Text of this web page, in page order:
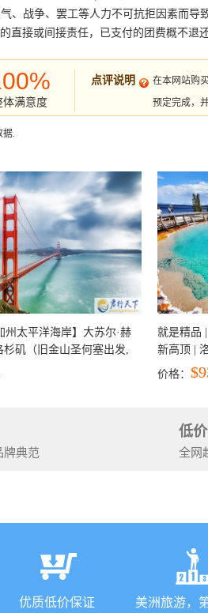
、战争、罢工等人力不可抗拒因素而
直接或间接责任，已支付的团费概不退
体满意度
点评说明
在本网站购
预定完成，
据.
州太平洋海岸】大苏尔·赫
杉矶（旧金山圣何塞出发,
）
就是精品
新高顶 |
彩穴+马
价格：
牌典范
低
全网
优质低价保证 美洲旅游，